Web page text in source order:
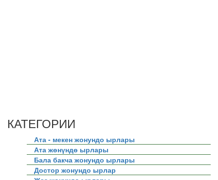
КАТЕГОРИИ
Ата - мекен жонундо ырлары
Ата жөнүндө ырлары
Бала бакча жонундо ырлары
Достор жонундо ырлар